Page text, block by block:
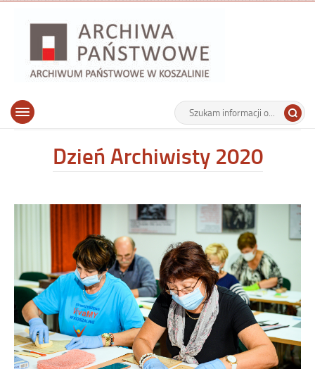
Archiwum Państwowe w Koszalinie
Wyszukiwarka
Tutaj
wpisz
Górne
Otwórz
Dzień Archiwisty 2020